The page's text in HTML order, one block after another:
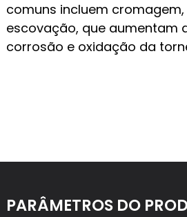
comuns incluem
escovação, que aumentam
corrosão e oxidação da
PARÂMETROS DO